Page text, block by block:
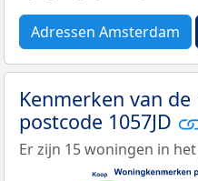
Adressen Amsterdam
Kenmerken van
postcode 1057JD
Er zijn 15 woningen in